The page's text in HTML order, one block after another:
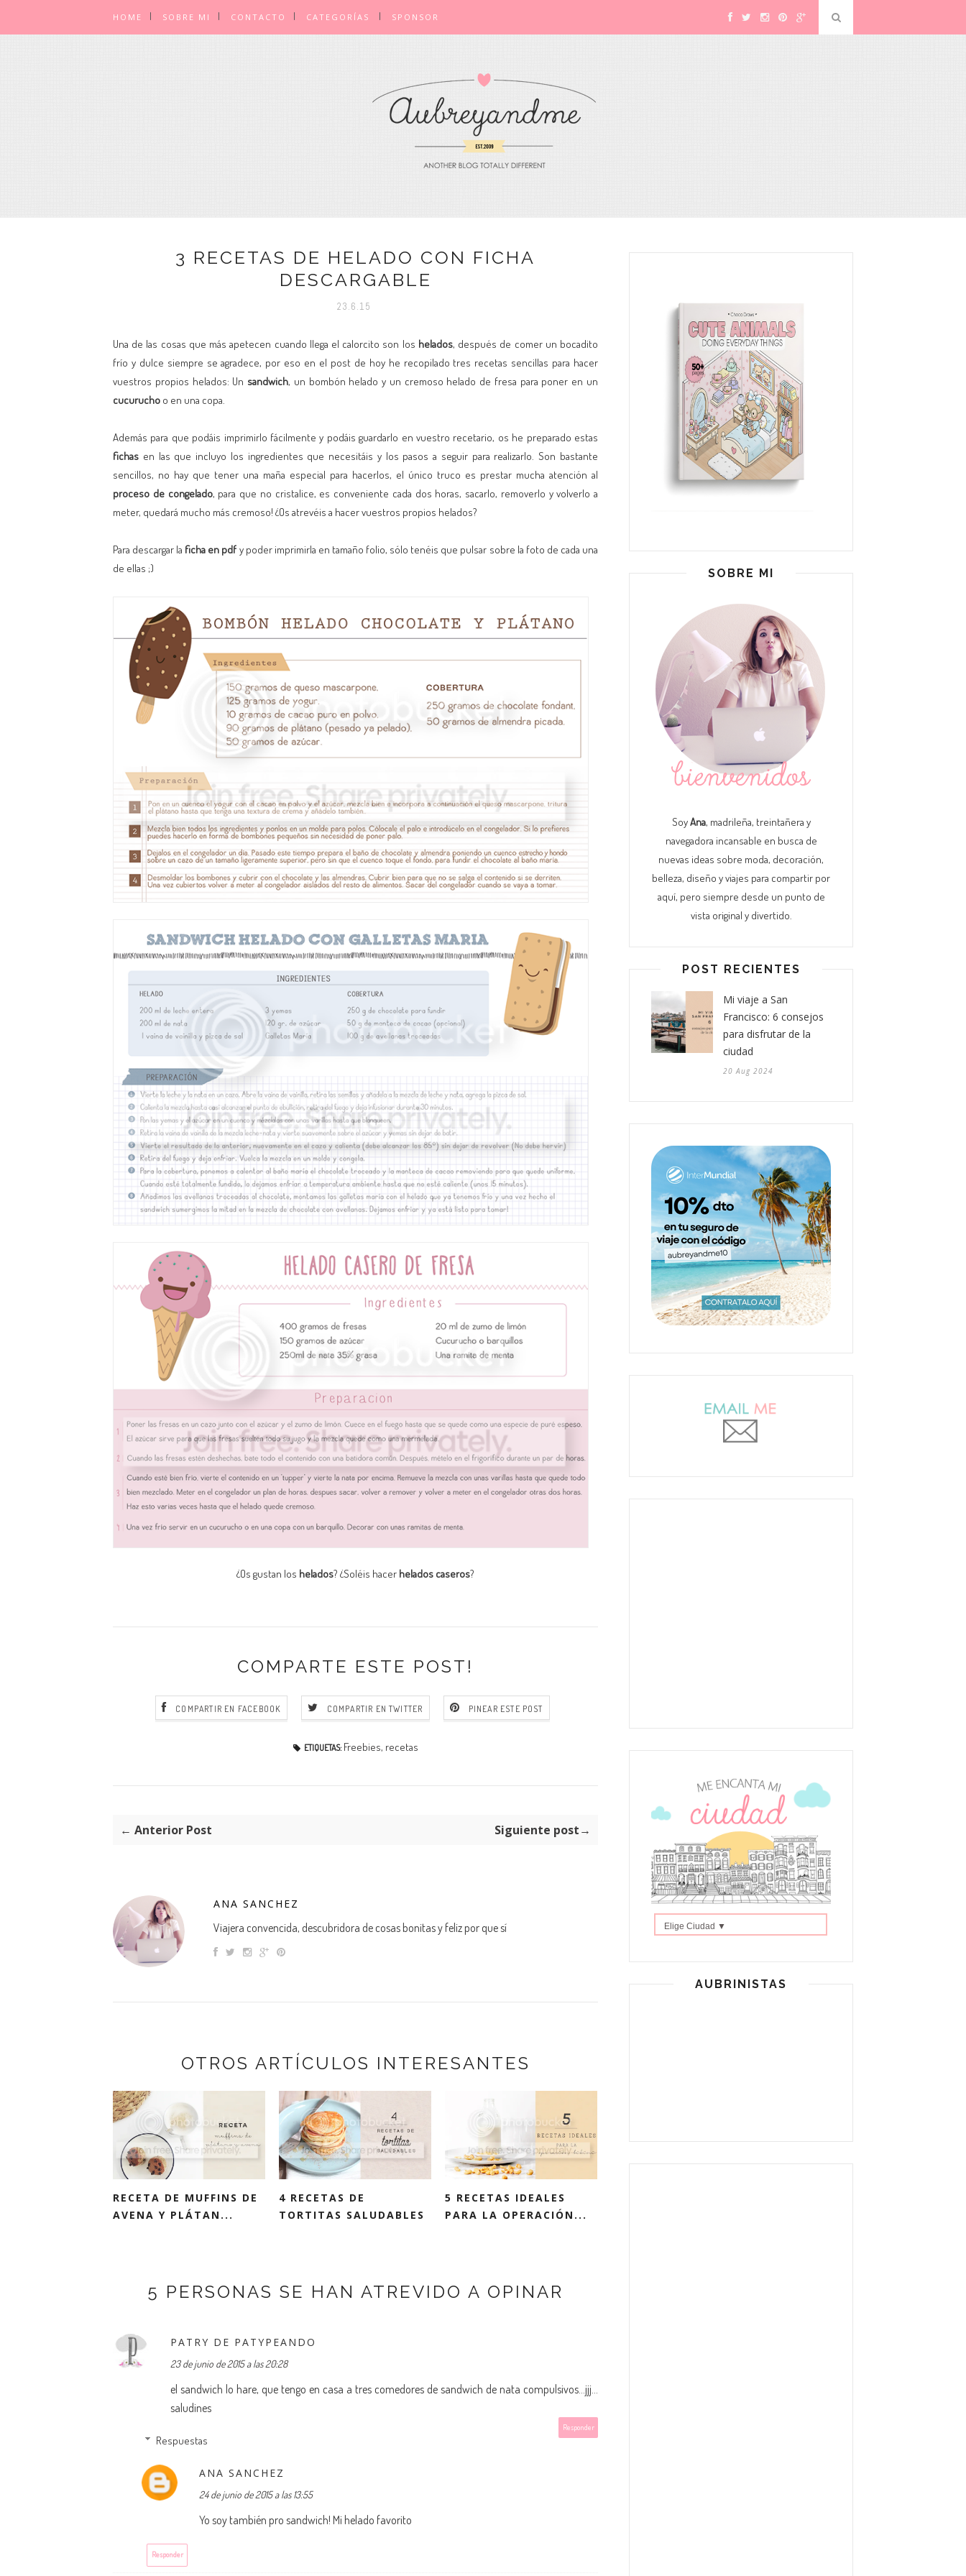
HOME SOBRE MI CONTACTO CATEGORÍAS SPONSOR
3 RECETAS DE HELADO CON FICHA
DESCARGABLE
23.6.15
Una de las cosas que más apetecen cuando llega el calorcito son los helados, después de comer un bocadito
frío y dulce siempre se agradece, por eso en el post de hoy he recopilado tres recetas sencillas para hacer
vuestros propios helados: Un sandwich, un bombón helado y un cremoso helado de fresa para poner en un
cucurucho o en una copa.
Además para que podáis imprimirlo fácilmente y podáis guardarlo en vuestro recetario, os he preparado estas
fichas en las que incluyo los ingredientes que necesitáis y los pasos a seguir para realizarlo. Son bastante
sencillos, no hay que tener una maña especial para hacerlos, el único truco es prestar mucha atención al
proceso de congelado, para que no cristalice, es conveniente cada dos horas, sacarlo, removerlo y volverlo a
meter, quedará mucho más cremoso! ¿Os atrevéis a hacer vuestros propios helados?
Para descargar la ficha en pdf y poder imprimirla en tamaño folio, sólo tenéis que pulsar sobre la foto de cada una
de ellas ;)
¿Os gustan los helados? ¿Soléis hacer helados caseros?
COMPARTE ESTE POST!
COMPARTIR EN FACEBOOK COMPARTIR EN TWITTER PINEAR ESTE POST
ETIQUETAS: Freebies, recetas
← Anterior Post Siguiente post→
ANA SANCHEZ
Viajera convencida, descubridora de cosas bonitas y feliz por que sí
OTROS ARTÍCULOS INTERESANTES
RECETA DE MUFFINS DE
AVENA Y PLÁTAN...
4 RECETAS DE
TORTITAS SALUDABLES
5 RECETAS IDEALES
PARA LA OPERACIÓN...
5 PERSONAS SE HAN ATREVIDO A OPINAR
PATRY DE PATYPEANDO
23 de junio de 2015 a las 20:28
el sandwich lo hare, que tengo en casa a tres comedores de sandwich de nata compulsivos...jjj...
saludines
Responder
Respuestas
ANA SANCHEZ
24 de junio de 2015 a las 13:55
Yo soy también pro sandwich! Mi helado favorito
Responder
SOBRE MI
SoyAna, madrileña, treintañera y
navegadora incansable en busca de
nuevas ideas sobre moda, decoración,
belleza, diseño y viajes para compartir por
aquí, pero siempre desde un punto de
vista original y divertido.
POST RECIENTES
Mi viaje a San
Francisco: 6 consejos
para disfrutar de la
ciudad
20 Aug 2024
Elige Ciudad ▼
AUBRINISTAS